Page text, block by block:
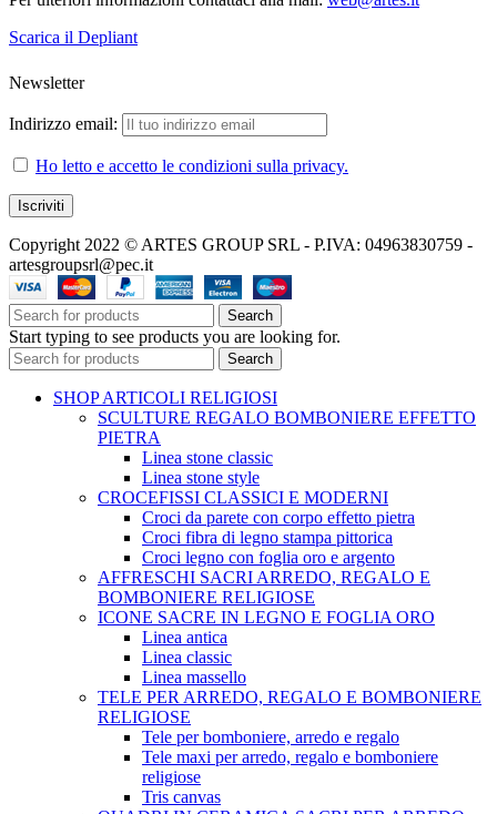
Scarica il Depliant
Newsletter
Indirizzo email:
Ho letto e accetto le condizioni sulla privacy.
Copyright 2022 © ARTES GROUP SRL - P.IVA: 04963830759 -
artesgroupsrl@pec.it
Search
Start typing to see products you are looking for.
Search
SHOP ARTICOLI RELIGIOSI
SCULTURE REGALO BOMBONIERE EFFETTO
PIETRA
Linea stone classic
Linea stone style
CROCEFISSI CLASSICI E MODERNI
Croci da parete con corpo effetto pietra
Croci fibra di legno stampa pittorica
Croci legno con foglia oro e argento
AFFRESCHI SACRI ARREDO, REGALO E
BOMBONIERE RELIGIOSE
ICONE SACRE IN LEGNO E FOGLIA ORO
Linea antica
Linea classic
Linea massello
TELE PER ARREDO, REGALO E BOMBONIERE
RELIGIOSE
Tele per bomboniere, arredo e regalo
Tele maxi per arredo, regalo e bomboniere
religiose
Tris canvas